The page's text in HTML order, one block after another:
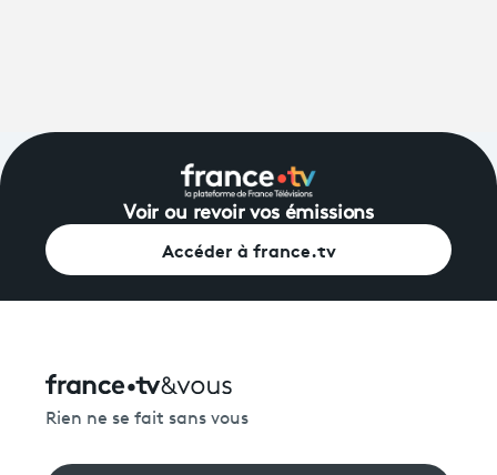
Voir ou revoir vos émissions
Accéder à france.tv
Rien ne se fait sans vous